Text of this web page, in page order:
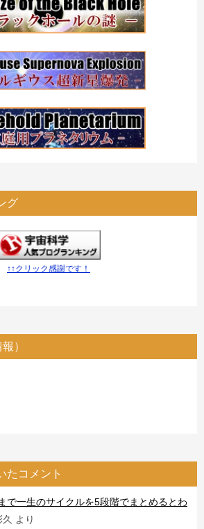
グ
↑↑クリック感謝です！
）
たコメント
で一生のサイクルを5段階でまとめるとわ
より